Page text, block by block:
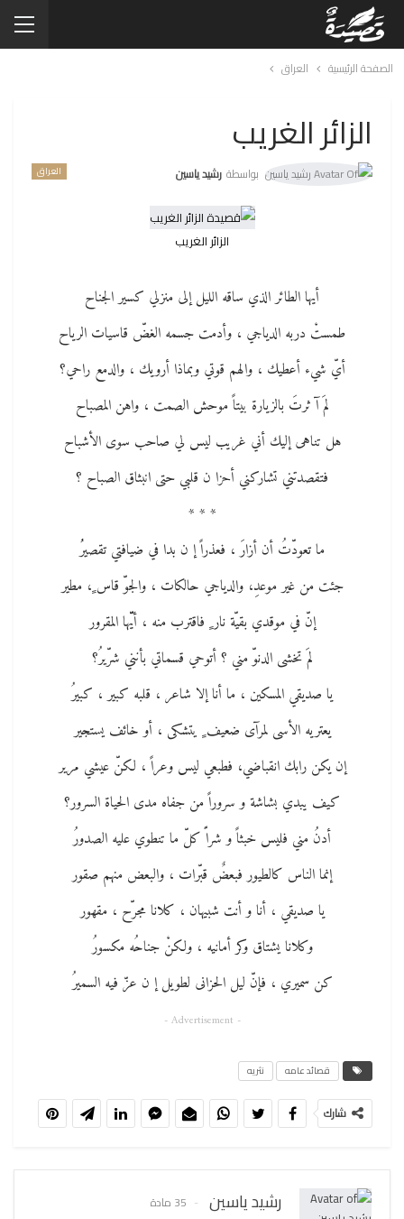
الصفحة الرئيسية العراق
الزائر الغريب
العراق بواسطة رشيد ياسين
الزائر الغريب
أيها الطائر الذي ساقه الليل إلى منزلي كسير الجناح
طمستْ دربه الدياجي ، وأدمت جسمه الغضّ قاسيات الرياح
أيّ شيء أعطيك ، والهم قوتي وبماذا أرويك ، والدمع راحي؟
لمَ آ ثرتَ بالزيارة بيتاً موحش الصمت ، واهن المصباح
هل تناهى إليك أني غريب ليس لي صاحب سوى الأشباح
فتقصدتني تشاركني أحزا ن قلبي حتى انبثاق الصباح ؟
* * *
ما تعودّتُ أن أزارَ ، فعذراً إ ن بدا في ضيافتي تقصيرُُ
جئت من غير موعدِ، والدياجي حالكات ، والجوّ قاس ٍ، مطير
إنّ في موقدي بقيّة نار ٍ فاقترب منه ، أيّّها المقرور
لمَ تخشى الدنوّ مني ؟ أتوحي قسماتي بأنني شرّيرُ؟
يا صديقي المسكين ، ما أنا إلا شاعر ، قلبه كبير ، كبيرُ
يعتريه الأسى لمرآى ضعيف ٍ يتشكى ، أو خائف يستجير
إن يكن رابك انقباضي، فطبعي ليس وعراً ، لكنّ عيشي مرير
كيف يبدي بشاشة و سروراً من جفاه مدى الحياة السرور؟
أدنُ مني فليس خبثاً و شراًً كلّ ما تنطوي عليه الصدورُ
إنما الناس كالطيور فبعضٌ قبّرات ، والبعض منهم صقور
يا صديقي ، أنا و أنت شبيهان ، كلانا مجرّح ، مقهور
وكلانا يشتاق وكر أمانيه ، ولكنْ جناحُه مكسورُ
كن سميري ، فإنّ ليل الحزانى لطويل إ ن عزّ فيه السميرُ
- Advertisement -
قصائد عامه نثريه
شارك
رشيد ياسين 35 مادة